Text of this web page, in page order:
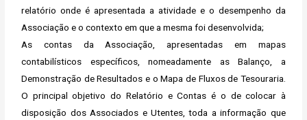
relatório onde é apresentada a atividade e o desempenho da
Associação e o contexto em que a mesma foi desenvolvida;
As contas da Associação, apresentadas em mapas
contabilísticos específicos, nomeadamente as Balanço, a
Demonstração de Resultados e o Mapa de Fluxos de Tesouraria.
O principal objetivo do Relatório e Contas é o de colocar à
disposição dos Associados e Utentes, toda a informação que